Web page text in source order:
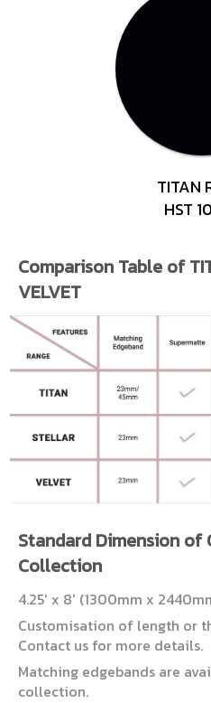
TITAN
HST
Comparison Table of
VELVET
Standard Dimension of
Collection
4.25′ x 8′ (1300mm x
Customisation of length or
Contact us for more details.
Matching edgebands are
collection.